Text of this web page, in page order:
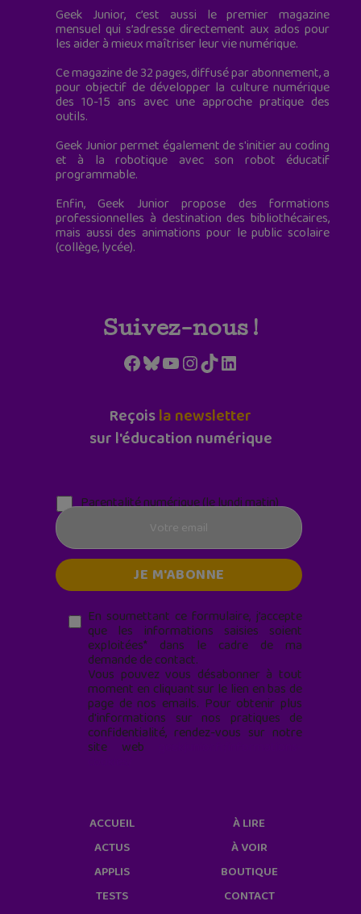
Geek Junior, c’est aussi le premier magazine
mensuel qui s’adresse directement aux ados pour
les aider à mieux maîtriser leur vie numérique.
Ce magazine de 32 pages, diffusé par abonnement, a
pour objectif de développer la culture numérique
des 10-15 ans avec une approche pratique des
outils.
Geek Junior permet également de s'initier au coding
et à la robotique avec son robot éducatif
programmable.
Enfin, Geek Junior propose des formations
professionnelles à destination des bibliothécaires,
mais aussi des animations pour le public scolaire
(collège, lycée).
Suivez-nous !
Facebook
Bluesky
YouTube
Instagram
TikTokLinkedIn
Reçoisla newsletter
sur l'éducation numérique
Parentalité numérique (le lundi matin)
En soumettant ce formulaire, j’accepte
que les informations saisies soient
exploitées* dans le cadre de ma
demande de contact.
Vous pouvez vous désabonner à tout
moment en cliquant sur le lien en bas de
page de nos emails. Pour obtenir plus
d'informations sur nos pratiques de
confidentialité, rendez-vous sur notre
site web
ACCUEIL
ACTUS
APPLIS
TESTS
À LIRE
À VOIR
BOUTIQUE
CONTACT